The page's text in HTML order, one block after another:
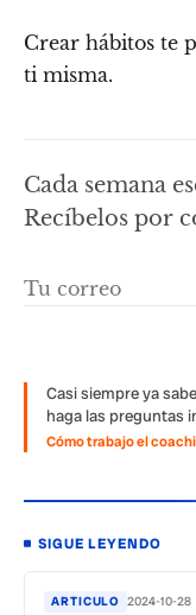
Crear hábitos te
ti misma.
Cada semana
Recíbelos por
Casi siempre ya
haga las preguntas
Cómo trabajo el
SIGUE LEYENDO
ARTICULO 2024-10-28